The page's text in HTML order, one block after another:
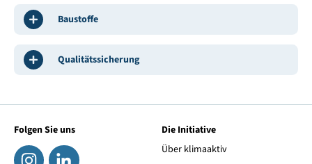
Baustoffe
Qualitätssicherung
Folgen Sie uns
Die Initiative
Über klimaaktiv